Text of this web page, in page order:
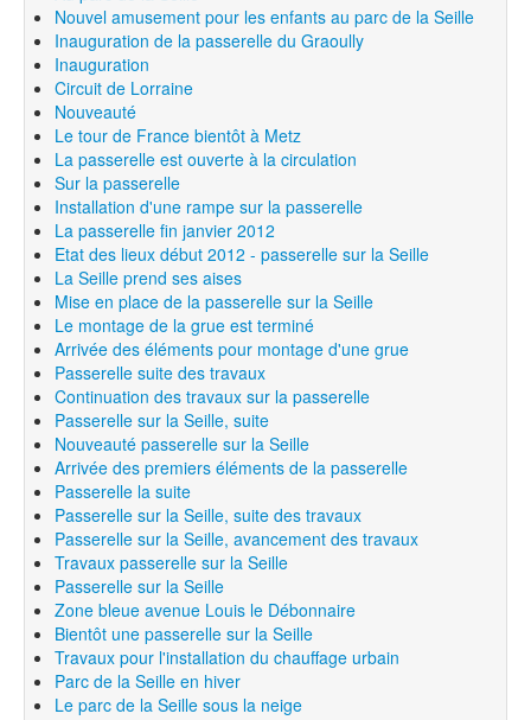
Nouvel amusement pour les enfants au parc de la Seille
Inauguration de la passerelle du Graoully
Inauguration
Circuit de Lorraine
Nouveauté
Le tour de France bientôt à Metz
La passerelle est ouverte à la circulation
Sur la passerelle
Installation d'une rampe sur la passerelle
La passerelle fin janvier 2012
Etat des lieux début 2012 - passerelle sur la Seille
La Seille prend ses aises
Mise en place de la passerelle sur la Seille
Le montage de la grue est terminé
Arrivée des éléments pour montage d'une grue
Passerelle suite des travaux
Continuation des travaux sur la passerelle
Passerelle sur la Seille, suite
Nouveauté passerelle sur la Seille
Arrivée des premiers éléments de la passerelle
Passerelle la suite
Passerelle sur la Seille, suite des travaux
Passerelle sur la Seille, avancement des travaux
Travaux passerelle sur la Seille
Passerelle sur la Seille
Zone bleue avenue Louis le Débonnaire
Bientôt une passerelle sur la Seille
Travaux pour l'installation du chauffage urbain
Parc de la Seille en hiver
Le parc de la Seille sous la neige